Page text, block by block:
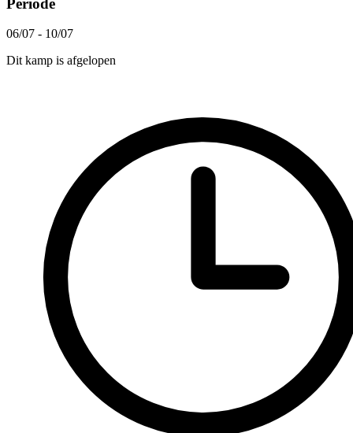
06/07 - 10/07
Dit kamp is afgelopen